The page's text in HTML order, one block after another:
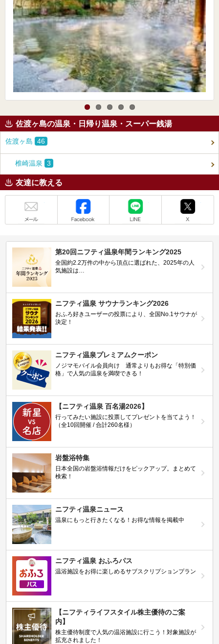
佐渡ヶ島の温泉・日帰り温泉・スーパー銭湯
佐渡ヶ島 46
椎崎温泉 3
友達に教える
第20回ニフティ温泉年間ランキング2025
全国約2.2万件の中から頂点に選ばれた、2025年の人
気施設は…
ニフティ温泉 サウナランキング2026
おふろ好きユーザーの投票により、全国No.1サウナが
決定！
ニフティ温泉プレミアムクーポン
ノジマモバイル会員向け 通常よりもお得な「特別価
格」で人気の温泉を満喫できる！
【ニフティ温泉 百名湯2026】
行ってみたい施設に投票してプレゼントを当てよう！
（全10回開催 / 合計260名様）
岩盤浴特集
日本全国の岩盤浴情報だけをピックアップ。まとめて
検索！
ニフティ温泉ニュース
温泉にもっと行きたくなる！お得な情報を掲載中
ニフティ温泉 おふろパス
温浴施設をお得に楽しめるサブスクリプションプラン
【ニフティライフスタイル株主優待のご案
内】
株主優待制度で人気の温浴施設に行こう！対象施設が
拡充されました！